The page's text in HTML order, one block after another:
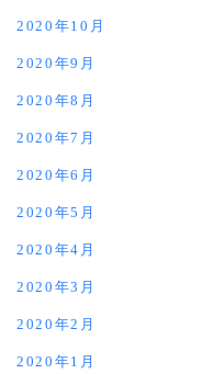
2020年10月
2020年9月
2020年8月
2020年7月
2020年6月
2020年5月
2020年4月
2020年3月
2020年2月
2020年1月